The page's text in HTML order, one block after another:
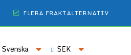
FLERA FRAKTALTERNATIV
SEK
Svenska